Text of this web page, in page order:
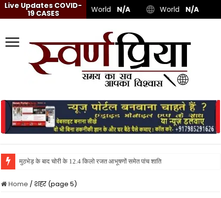
Home / शहर (page 5)
Live Updates COVID-
19 CASES
World N/A World N/A